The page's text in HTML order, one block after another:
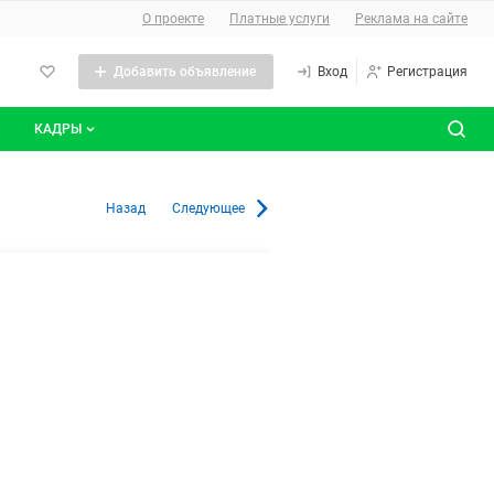
О сайте
О проекте Платные услуги Реклама на сайте
Добавить объявление Вход Регистрация
КАДРЫ
Назад Следующее